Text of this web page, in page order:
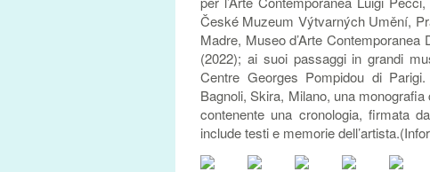
České Muzeum Výtvarných Umění,
Madre, Museo d’Arte
(2022); ai suoi passaggi in grandi
Centre Georges Pompidou di
Bagnoli, Skira, Milano, una
contenente una cronologia, firmata
include testi e memorie